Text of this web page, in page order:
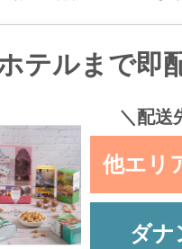
テルまで即
＼配送
他エリ
ダ